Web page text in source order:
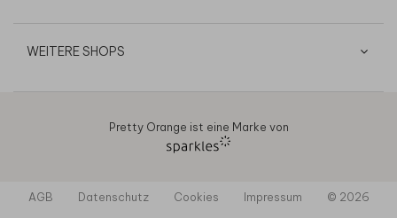
WEITERE SHOPS
Pretty Orange ist eine Marke von
AGB Datenschutz Cookies Impressum © 2026